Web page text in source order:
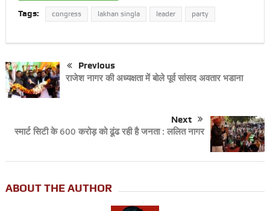
Tags: congress lakhan singla leader party
Previous
राजेश नागर की अध्यक्षता में बोले पूर्व सांसद अवतार भडाना
Next
स्मार्ट सिटी के 600 करोड़ को ढूंढ रही है जनता : ललित नागर
ABOUT THE AUTHOR